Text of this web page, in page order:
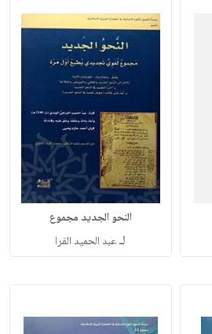
النحو الجديد مجموع
لـعبد الحميد الفرا